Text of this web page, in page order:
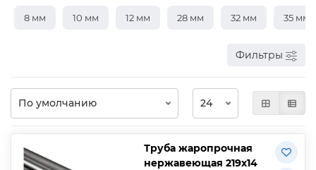
8 мм 10 мм 12 мм 28 мм 32 мм 35 мм
Фильтры
Труба жаропрочная
нержавеющая 219х14